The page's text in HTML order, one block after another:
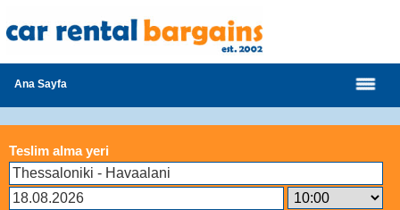
Ana Sayfa
Teslim alma yeri